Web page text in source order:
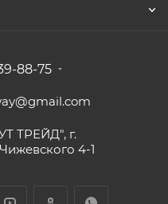
88-75
ТРЕЙД", г.
4-1